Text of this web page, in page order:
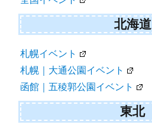
北海道
札幌イベント
札幌｜大通公園イベント
函館｜五稜郭公園イベント
東北